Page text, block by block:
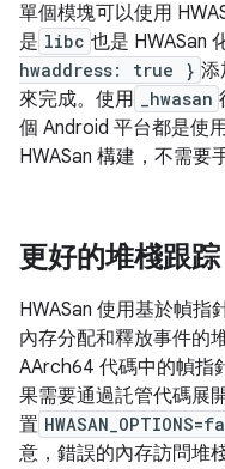
單個模塊可以使用
是 libc 也是 HWASan
hwaddress: true } 添
來完成。使用
_hwasan
個 Android 平台都是使
HWASan 構建，不需要
更好的堆棧跟踪
HWASan 使用基於幀指
內存分配和釋放事件的
AArch64 代碼中的幀指
果需要通過託管代碼展
置
意，錯誤的內存訪問堆